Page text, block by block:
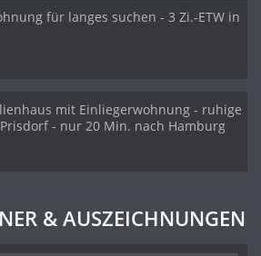
für langes suchen - 3 Zi.-ETW in
mit Einliegerwohnung - ruhige
- nur 20 Min. nach Hamburg
& AUSZEICHNUNGEN